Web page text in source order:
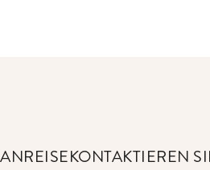
ANREISEKONTAKTIEREN